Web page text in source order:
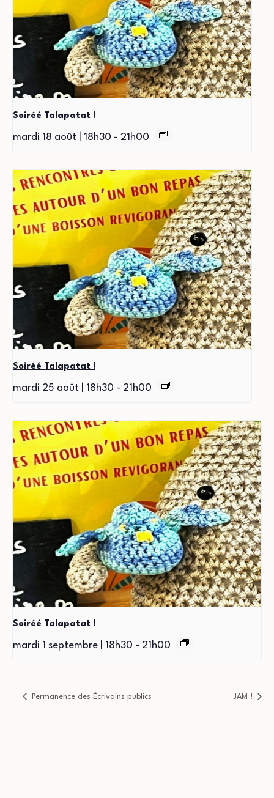
Soiréé Talapatat !
mardi 18 août | 18h30 - 21h00
Soiréé Talapatat !
mardi 25 août | 18h30 - 21h00
Soiréé Talapatat !
mardi 1 septembre | 18h30 - 21h00
Permanence des Écrivains publics JAM !